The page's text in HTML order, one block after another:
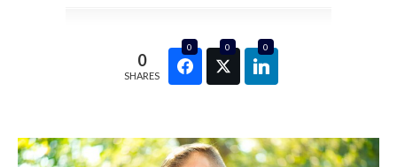
0
SHARES
0 0 0